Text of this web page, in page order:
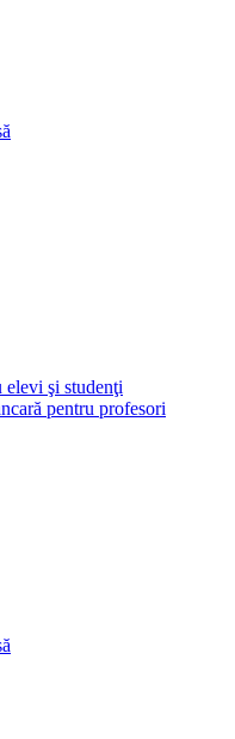
elevi şi studenţi
pentru profesori